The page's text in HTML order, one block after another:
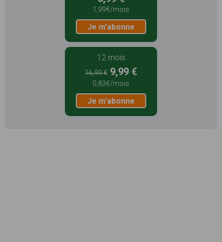
1,99€/mois
Je m'abonne
12 mois
16,99 € 9,99 €
0,83€/mois
Je m'abonne